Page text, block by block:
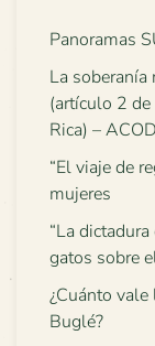
Panoramas
La
(artículo 2
Rica) –
“El viaje de
mujeres
“La
gatos sobre
¿Cuánto
Buglé?